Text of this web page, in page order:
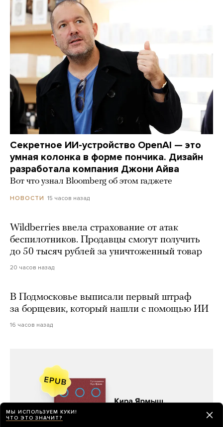
Секретное ИИ-устройство OpenAI — это
умная колонка в форме пончика. Дизайн
разработала компания Джони Айва
Вот что узнал Bloomberg об этом гаджете
НОВОСТИ 15 часов назад
Wildberries ввела страхование от атак
беспилотников. Продавцы смогут получить
до 50 тысяч рублей за уничтоженный товар
20 часов назад
В Подмосковье выписали первый штраф
за борщевик, который нашли с помощью ИИ
16 часов назад
МЫ ИСПОЛЬЗУЕМ КУКИ!
ЧТО ЭТО ЗНАЧИТ?